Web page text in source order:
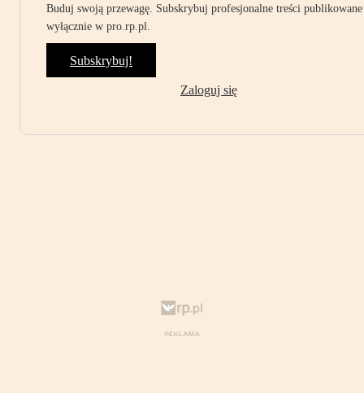
Buduj swoją przewagę. Subskrybuj profesjonalne treści publikowane
wyłącznie w pro.rp.pl.
Subskrybuj!
Zaloguj się